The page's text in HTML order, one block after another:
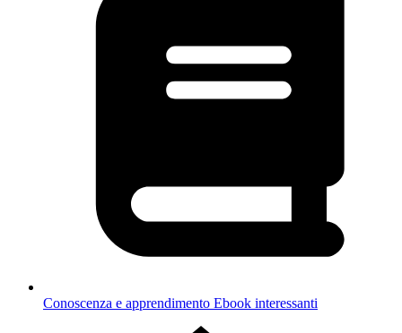
Conoscenza e apprendimento Ebook interessanti